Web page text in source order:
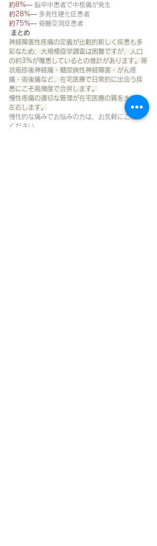
約8%— 脳卒中患者で中枢痛が発生
約28%— 多発性硬化症患者
約75%— 脊髄空洞症患者
まとめ
神経障害性疼痛の定義が比較的新しく疾患も多
彩なため、大規模疫学調査は困難ですが、人口
の約3%が罹患しているとの推計があります。帯
状疱疹後神経痛・糖尿病性神経障害・がん疼
痛・術後痛など、在宅医療で日常的に出会う疾
患にこそ高頻度で合併します。
慢性疼痛の適切な管理が在宅医療の質を大きく
左右します。
慢性的な痛みでお悩みの方は、お気軽にご相談
ください。